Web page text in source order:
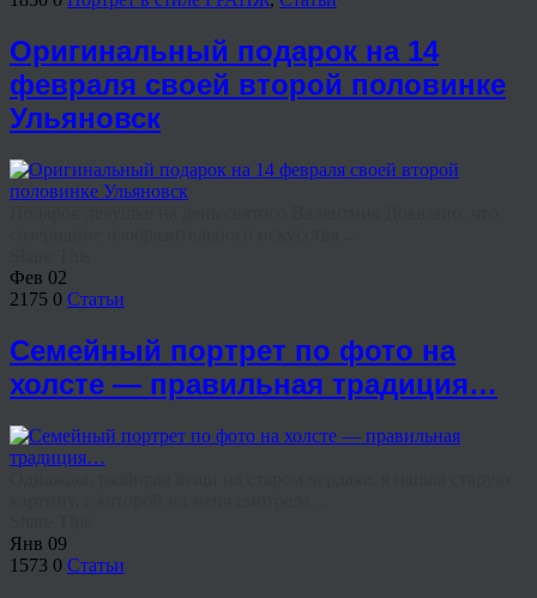
Оригинальный подарок на 14
февраля своей второй половинке
Ульяновск
Фев 02
2175 0 Статьи
Семейный портрет по фото на
холсте — правильная традиция…
Янв 09
1573 0 Статьи